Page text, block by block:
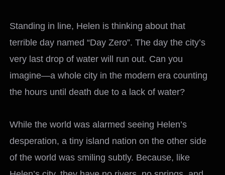
Standing in line, Helen is thinking about that
terrible day named “Day Zero”. The day the city’s
very last drop of water will run out. Can you
imagine—a whole city in the modern era counting
the hours until death due to a lack of water?
While the world was alarmed seeing Helen’s
desperation, a tiny island nation on the other side
of the world was smiling subtly. Because, like